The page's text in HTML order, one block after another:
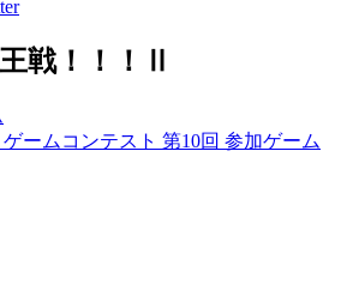
戦！！！Ⅱ
ームコンテスト 第10回 参加ゲーム